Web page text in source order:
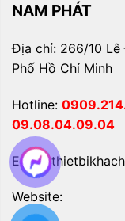
NAM PHÁT
Địa chỉ: 266/10 Lê
Phố Hồ Chí Minh
Hotline:
09.08.04.09.04
Email:
Website: